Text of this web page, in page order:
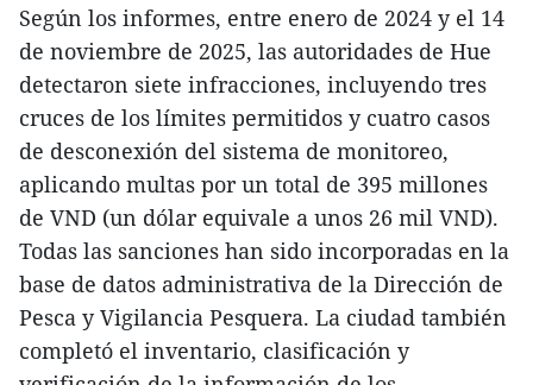
Según los informes, entre enero de 2024 y el 14
de noviembre de 2025, las autoridades de Hue
detectaron siete infracciones, incluyendo tres
cruces de los límites permitidos y cuatro casos
de desconexión del sistema de monitoreo,
aplicando multas por un total de 395 millones
de VND (un dólar equivale a unos 26 mil VND).
Todas las sanciones han sido incorporadas en la
base de datos administrativa de la Dirección de
Pesca y Vigilancia Pesquera. La ciudad también
completó el inventario, clasificación y